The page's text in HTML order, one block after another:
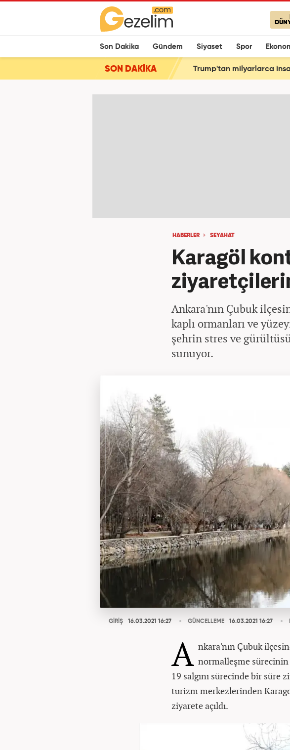
Son Dakika Gündem Siyaset Spor
SON DAKİKA Trump'tan milyarlarca
HABERLER SEYAHAT
Karagöl
Ankara'nın Çubuk
kaplı ormanları ve
şehrin stres ve
sunuyor.
GİRİŞ 16.03.2021 16:27 GÜNCELLEME 16.03.2021 16:27
A nkara'nın Çubuk
normalleşme sürecinin
19 salgını sürecinde bir süre
turizm merkezlerinden
ziyarete açıldı.